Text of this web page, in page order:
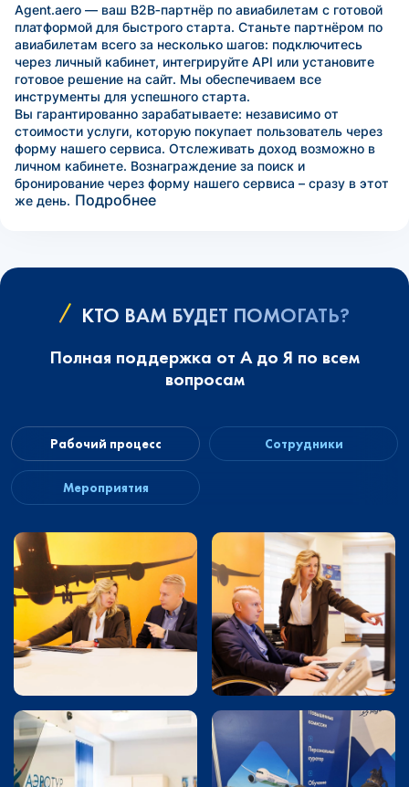
Agent.aero — ваш B2B‑партнёр по авиабилетам с готовой
платформой для быстрого старта. Станьте партнёром по
авиабилетам всего за несколько шагов: подключитесь
через личный кабинет, интегрируйте API или установите
готовое решение на сайт. Мы обеспечиваем все
инструменты для успешного старта.
Вы гарантированно зарабатываете: независимо от
стоимости услуги, которую покупает пользователь через
форму нашего сервиса. Отслеживать доход возможно в
личном кабинете. Вознаграждение за поиск и
бронирование через форму нашего сервиса – сразу в этот
же день. Подробнее
КТО ВАМ БУДЕТ ПОМОГАТЬ?
Полная поддержка от А до Я по всем
вопросам
Рабочий процесс Сотрудники
Мероприятия